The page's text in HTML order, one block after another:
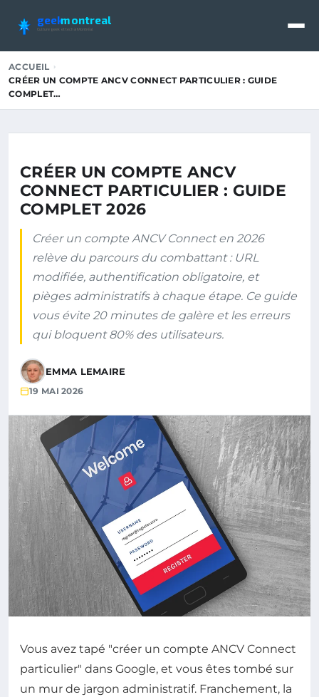
geekmontreal
Culture geek et tech à Montréal
ACCUEIL
CRÉER UN COMPTE ANCV CONNECT PARTICULIER : GUIDE
COMPLET…
CRÉER UN COMPTE ANCV
CONNECT PARTICULIER : GUIDE
COMPLET 2026
Créer un compte ANCV Connect en 2026
relève du parcours du combattant : URL
modifiée, authentification obligatoire, et
pièges administratifs à chaque étape. Ce guide
vous évite 20 minutes de galère et les erreurs
qui bloquent 80% des utilisateurs.
EMMA LEMAIRE
19 MAI 2026
Vous avez tapé "créer un compte ANCV Connect
particulier" dans Google, et vous êtes tombé sur
un mur de jargon administratif. Franchement, la